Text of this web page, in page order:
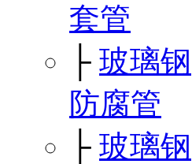
套管
├ 玻璃钢
防腐管
├ 玻璃钢